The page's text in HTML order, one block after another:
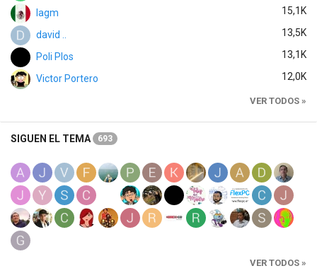
lagm 15,1K
david .. 13,5K
Poli Plos 13,1K
Victor Portero 12,0K
VER TODOS »
SIGUEN EL TEMA 693
VER TODOS »